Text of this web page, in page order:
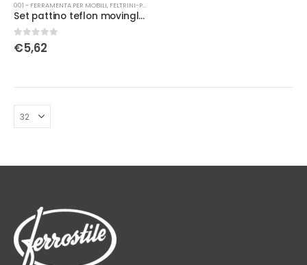
001 - FERRAMENTA PER MOBILI, FELTRINI-PATTINI
Set pattino teflon movinglass Ø 63
0Su 5
€5,62